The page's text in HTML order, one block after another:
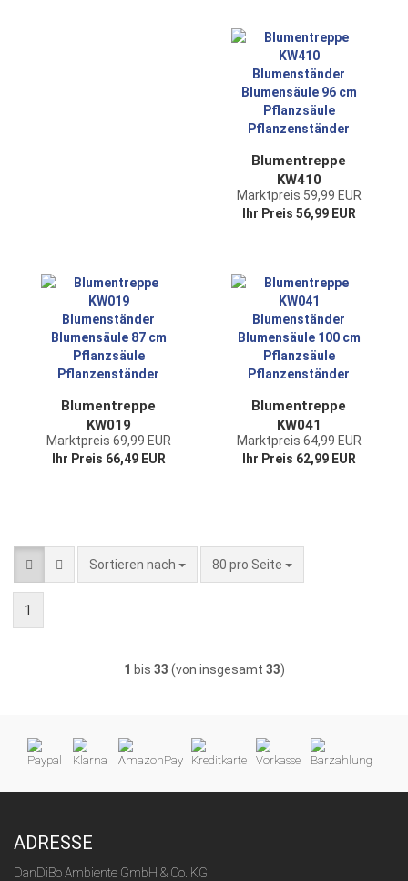
Blumentreppe
KW410
Blumenständer
Blumensäule 96 cm
Marktpreis 59,99 EUR
Ihr Preis 56,99 EUR
Blumentreppe
KW019
Blumenständer
Blumensäule 87 cm
Marktpreis 69,99 EUR
Ihr Preis 66,49 EUR
Blumentreppe
KW041
Blumenständer
Blumensäule 100
Marktpreis 64,99 EUR
Ihr Preis 62,99 EUR
Sortieren nach
Sortieren nach 80 pro Seite
pro Seite
1
1 bis 33 (von insgesamt 33)
ADRESSE
DanDiBo Ambiente GmbH & Co. KG